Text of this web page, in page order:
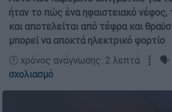
ήταν το πώς ένα ηφαιστειακό νέφος,
και αποτελείται από τέφρα και
μπορεί να αποκτά ηλεκτρικό φορτίο
🕛 χρόνος ανάγνωσης: 2 λεπτά ┋ 🗣️
σχολιασμό